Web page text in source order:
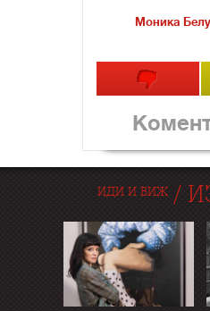
Моника
ИДИ И ВИЖ/